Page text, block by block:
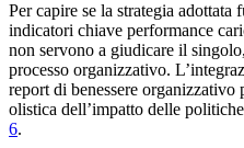
Per capire se la strategia adottata
indicatori chiave performance
non servono a giudicare il
processo organizzativo.
report di benessere organizzativo
olistica dell’impatto delle
6.